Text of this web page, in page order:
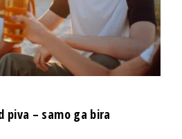
piva – samo ga bira